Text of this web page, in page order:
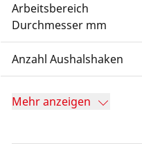
Arbeitsbereich
Durchmesser mm
Anzahl Aushalshaken
Mehr anzeigen